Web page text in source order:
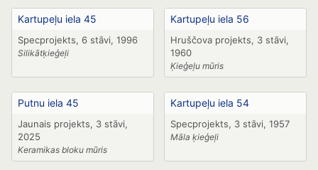
Kartupeļu iela 45
Specprojekts, 6 stāvi, 1996
Silikātķieģeļi
Kartupeļu iela 56
Hruščova projekts, 3 stāvi,
1960
Ķieģeļu mūris
Putnu iela 45
Jaunais projekts, 3 stāvi,
2025
Keramikas bloku mūris
Kartupeļu iela 54
Specprojekts, 3 stāvi, 1957
Māla ķieģeļi